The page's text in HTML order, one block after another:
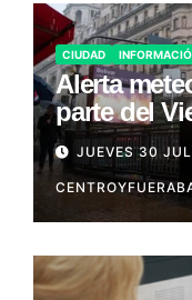
CIUDAD
Alerta
parte del
JUEVES 30